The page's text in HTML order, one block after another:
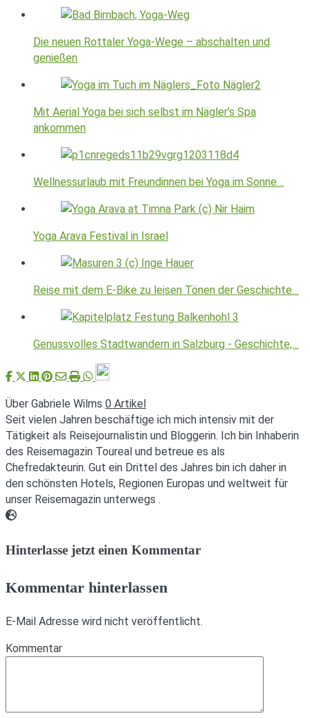
Die neuen Rottaler Yoga-Wege – abschalten und
genießen
Mit Aerial Yoga bei sich selbst im Nägler’s Spa
ankommen
Wellnessurlaub mit Freundinnen bei Yoga im Sonne…
Yoga Arava Festival in Israel
Reise mit dem E-Bike zu leisen Tönen der Geschichte…
Genussvolles Stadtwandern in Salzburg - Geschichte,…
Über Gabriele Wilms 0 Artikel
Seit vielen Jahren beschäftige ich mich intensiv mit der
Tätigkeit als Reisejournalistin und Bloggerin. Ich bin Inhaberin
des Reisemagazin Toureal und betreue es als
Chefredakteurin. Gut ein Drittel des Jahres bin ich daher in
den schönsten Hotels, Regionen Europas und weltweit für
unser Reisemagazin unterwegs .
Webseite
Hinterlasse jetzt einen Kommentar
Kommentar hinterlassen
E-Mail Adresse wird nicht veröffentlicht.
Kommentar